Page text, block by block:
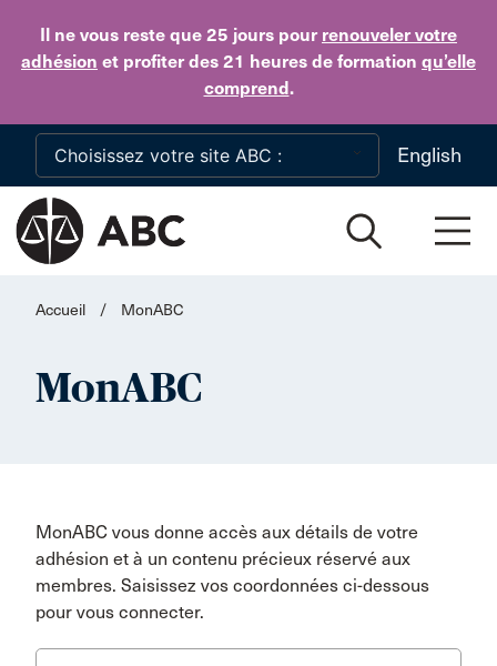
Il ne vous reste que 25 jours pour renouveler votre
adhésion et profiter des 21 heures de formation qu’elle
comprend.
Skip to main content
English
Accueil / MonABC
MonABC
MonABC vous donne accès aux détails de votre
adhésion et à un contenu précieux réservé aux
membres. Saisissez vos coordonnées ci-dessous
pour vous connecter.